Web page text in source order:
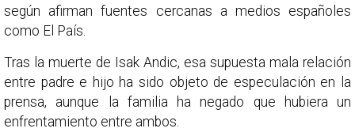
según afirman fuentes cercanas a medios españoles
como El País.
Tras la muerte de Isak Andic, esa supuesta mala relación
entre padre e hijo ha sido objeto de especulación en la
prensa, aunque la familia ha negado que hubiera un
enfrentamiento entre ambos.